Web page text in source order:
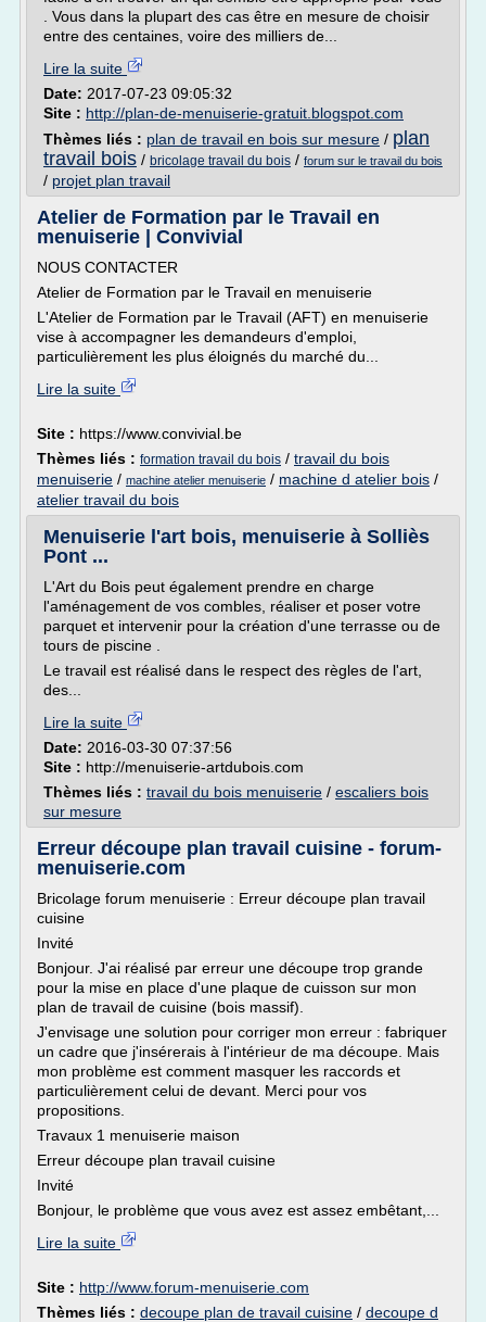
. Vous dans la plupart des cas être en mesure de choisir
entre des centaines, voire des milliers de...
Lire la suite
Date: 2017-07-23 09:05:32
Site : http://plan-de-menuiserie-gratuit.blogspot.com
Thèmes liés : plan de travail en bois sur mesure / plan
travail bois / bricolage travail du bois / forum sur le travail du bois
/ projet plan travail
Atelier de Formation par le Travail en
menuiserie | Convivial
NOUS CONTACTER
Atelier de Formation par le Travail en menuiserie
L'Atelier de Formation par le Travail (AFT) en menuiserie
vise à accompagner les demandeurs d'emploi,
particulièrement les plus éloignés du marché du...
Lire la suite
Site : https://www.convivial.be
Thèmes liés : formation travail du bois / travail du bois
menuiserie / machine atelier menuiserie / machine d atelier bois /
atelier travail du bois
Menuiserie l'art bois, menuiserie à Solliès
Pont ...
L'Art du Bois peut également prendre en charge
l'aménagement de vos combles, réaliser et poser votre
parquet et intervenir pour la création d'une terrasse ou de
tours de piscine .
Le travail est réalisé dans le respect des règles de l'art,
des...
Lire la suite
Date: 2016-03-30 07:37:56
Site : http://menuiserie-artdubois.com
Thèmes liés : travail du bois menuiserie / escaliers bois
sur mesure
Erreur découpe plan travail cuisine - forum-
menuiserie.com
Bricolage forum menuiserie : Erreur découpe plan travail
cuisine
Invité
Bonjour. J'ai réalisé par erreur une découpe trop grande
pour la mise en place d'une plaque de cuisson sur mon
plan de travail de cuisine (bois massif).
J'envisage une solution pour corriger mon erreur : fabriquer
un cadre que j'insérerais à l'intérieur de ma découpe. Mais
mon problème est comment masquer les raccords et
particulièrement celui de devant. Merci pour vos
propositions.
Travaux 1 menuiserie maison
Erreur découpe plan travail cuisine
Invité
Bonjour, le problème que vous avez est assez embêtant,...
Lire la suite
Site : http://www.forum-menuiserie.com
Thèmes liés : decoupe plan de travail cuisine / decoupe d